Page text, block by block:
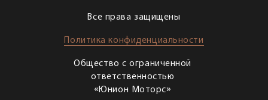
СХЕМА ПРОЕЗДА
Все права защищены
Политика конфиденциальности
Общество с ограниченной
ответственностью
«Юнион Моторс»